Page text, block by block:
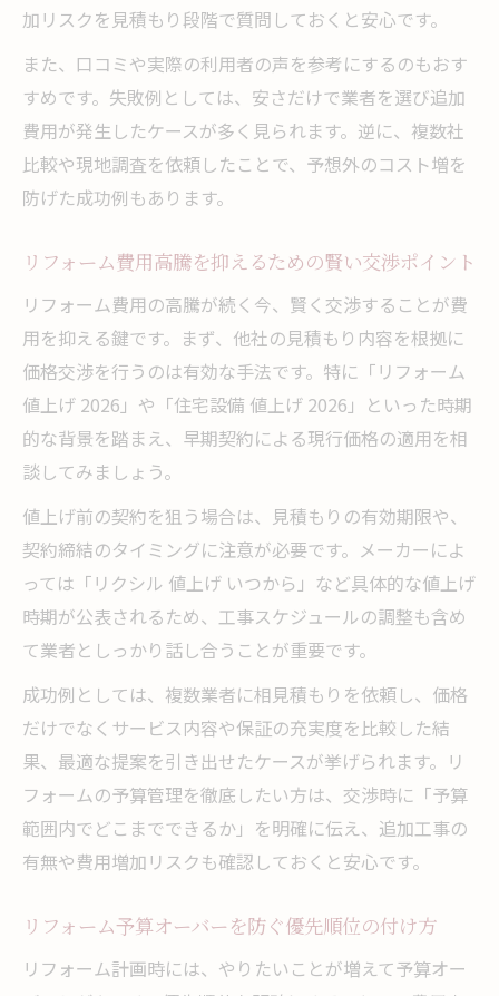
加リスクを見積もり段階で質問しておくと安心です。
また、口コミや実際の利用者の声を参考にするのもおす
すめです。失敗例としては、安さだけで業者を選び追加
費用が発生したケースが多く見られます。逆に、複数社
比較や現地調査を依頼したことで、予想外のコスト増を
防げた成功例もあります。
リフォーム費用高騰を抑えるための賢い交渉ポイント
リフォーム費用の高騰が続く今、賢く交渉することが費
用を抑える鍵です。まず、他社の見積もり内容を根拠に
価格交渉を行うのは有効な手法です。特に「リフォーム
値上げ 2026」や「住宅設備 値上げ 2026」といった時期
的な背景を踏まえ、早期契約による現行価格の適用を相
談してみましょう。
値上げ前の契約を狙う場合は、見積もりの有効期限や、
契約締結のタイミングに注意が必要です。メーカーによ
っては「リクシル 値上げ いつから」など具体的な値上げ
時期が公表されるため、工事スケジュールの調整も含め
て業者としっかり話し合うことが重要です。
成功例としては、複数業者に相見積もりを依頼し、価格
だけでなくサービス内容や保証の充実度を比較した結
果、最適な提案を引き出せたケースが挙げられます。リ
フォームの予算管理を徹底したい方は、交渉時に「予算
範囲内でどこまでできるか」を明確に伝え、追加工事の
有無や費用増加リスクも確認しておくと安心です。
リフォーム予算オーバーを防ぐ優先順位の付け方
リフォーム計画時には、やりたいことが増えて予算オー